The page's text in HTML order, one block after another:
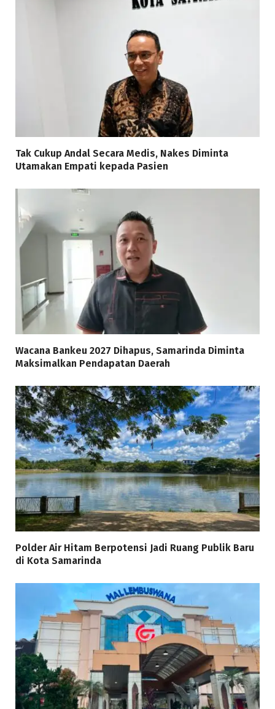
Tak Cukup Andal Secara Medis, Nakes Diminta
Utamakan Empati kepada Pasien
Wacana Bankeu 2027 Dihapus, Samarinda Diminta
Maksimalkan Pendapatan Daerah
Polder Air Hitam Berpotensi Jadi Ruang Publik Baru
di Kota Samarinda